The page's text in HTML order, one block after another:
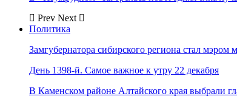
Prev Next
Политика
Замгубернатора сибирского региона стал мэром
День 1398-й. Самое важное к утру 22 декабря
В Каменском районе Алтайского края выбрали